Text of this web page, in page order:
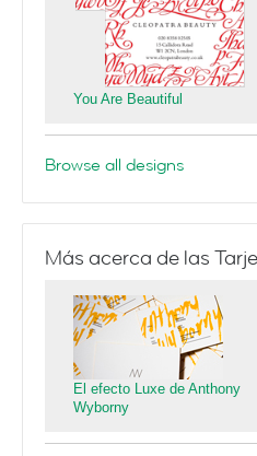
You Are Beautiful
Browse all designs
Más acerca de las
El efecto Luxe de Anthony
Wyborny